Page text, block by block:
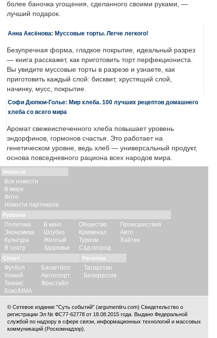
более баночка угощения, сделанного своими руками, —
лучший подарок.
Анна Аксёнова: Муссовые торты. Легче легкого!
Безупречная форма, гладкое покрытие, идеальный разрез
— книга расскажет, как приготовить торт перфекциониста.
Вы увидите муссовые торты в разрезе и узнаете, как
приготовить каждый слой: бисквит, хрустящий слой,
начинку, мусс, покрытие.
Софи Дюпюи-Голье: Мир хлеба. 100 лучших рецептов домашнего
хлеба со всего мира
Аромат свежеиспеченного хлеба повышает уровень
эндорфинов, гормонов счастья. Это работает на
генетическом уровне, ведь хлеб — универсальный продукт,
основа повседневного рациона всех народов мира.
Новости
Все новости
В мире
Фото
Новости партнеров
Рубрики
Политика
Экономика
Культура
В театр
В кино
Шоубиз
Желтый
Здоровье
Общество
Криминал
Туризм
Сад-огород
Происшествия
Авто
Хайтек
Спорт
Футбол
Хоккей
Теннис
Бокс/ММА
Баскетбол
Автоспорт
Фристайл
Регионы
Татарстан
Белоруссия
© Сетевое издание "Суть событий" (argumentiru.com) Свидетельство о
регистрации Эл № ФС77-62778 от 18.08.2015 года. Выдано Федеральной
службой по надзору в сфере связи, информационных технологий и массовых
коммуникаций (Роскомнадзор).